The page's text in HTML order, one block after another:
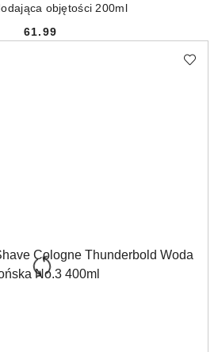
objętości 200ml
Cena:
61.99